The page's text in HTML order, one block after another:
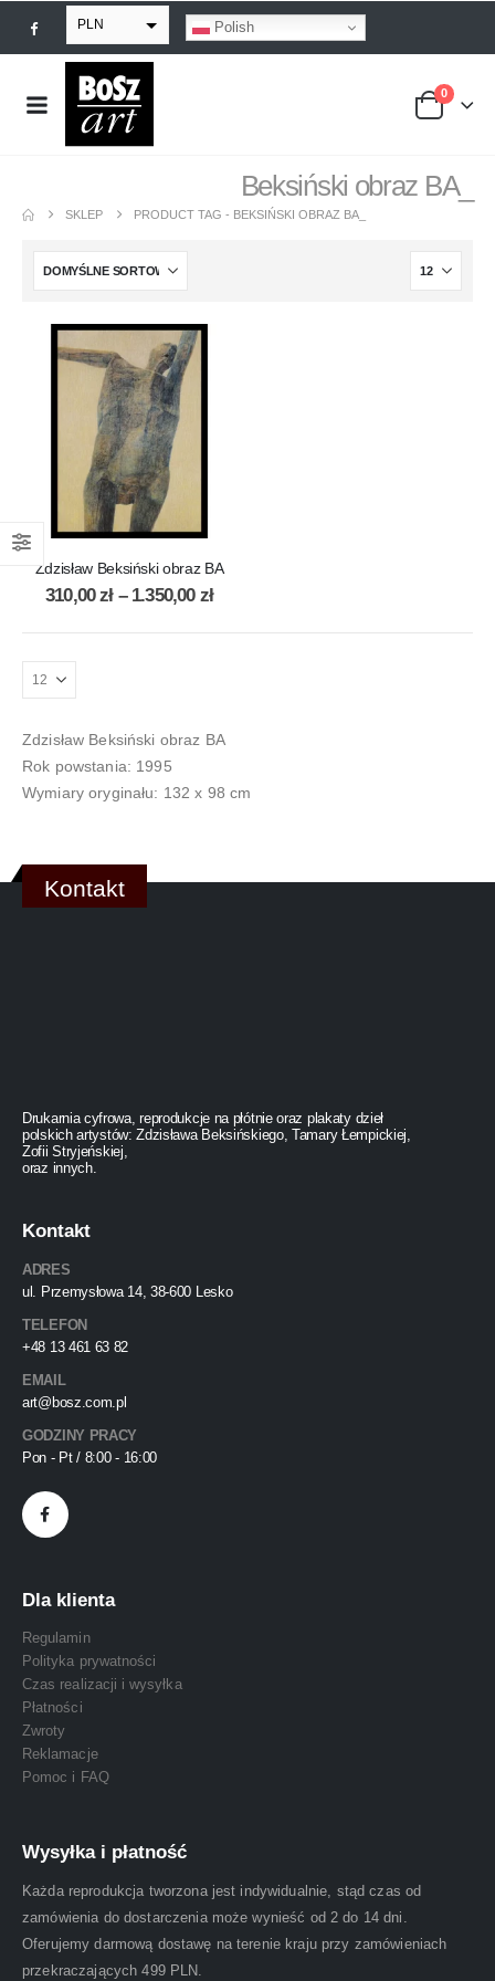
PLN
EUR
USD
Polish
0
Beksiński obraz BA_
SKLEP PRODUCT TAG - BEKSIŃSKI OBRAZ BA_
Zdzisław Beksiński obraz BA
310,00zł – 1.350,00 zł
Zdzisław Beksiński obraz BA
Rok powstania: 1995
Wymiary oryginału: 132 x 98 cm
Kontakt
Drukarnia cyfrowa, reprodukcje na płótnie oraz plakaty dzieł
polskich artystów: Zdzisława Beksińskiego, Tamary Łempickiej,
Zofii Stryjeńskiej,
oraz innych.
Kontakt
ADRES
ul. Przemysłowa 14, 38-600 Lesko
TELEFON
+48 13 461 63 82
EMAIL
art@bosz.com.pl
GODZINY PRACY
Pon - Pt / 8:00 - 16:00
Dla klienta
Regulamin
Polityka prywatności
Czas realizacji i wysyłka
Płatności
Zwroty
Reklamacje
Pomoc i FAQ
Wysyłka i płatność
Każda reprodukcja tworzona jest indywidualnie, stąd czas od
zamówienia do dostarczenia może wynieść od 2 do 14 dni.
Oferujemy darmową dostawę na terenie kraju przy zamówieniach
przekraczających 499 PLN.